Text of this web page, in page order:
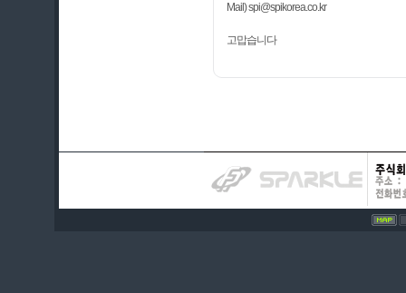
Mail) spi@spikorea.co.kr
고맙습니다